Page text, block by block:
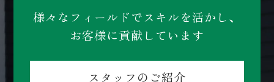
様々なフィールドでスキルを活かし、
お客様に貢献しています
スタッフのご紹介